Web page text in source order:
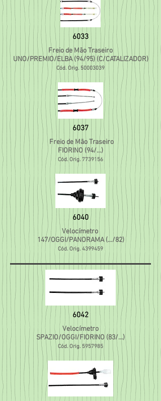
6033
Freio de Mão Traseiro
UNO/PREMIO/ELBA (94/95) (C/CATALIZADOR)
Cód. Orig. 50003039
6037
Freio de Mão Traseiro
FIORINO (94/...)
Cód. Orig. 7739156
6040
Velocímetro
147/OGGI/PANORAMA (.../82)
Cód. Orig. 4399459
6042
Velocímetro
SPAZIO/OGGI/FIORINO (83/...)
Cód. Orig. 5957985